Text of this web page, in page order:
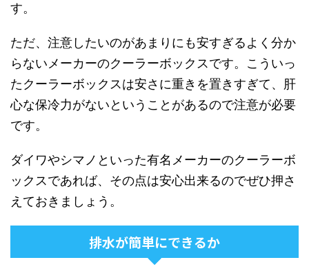
す。
ただ、注意したいのがあまりにも安すぎるよく分か
らないメーカーのクーラーボックスです。こういっ
たクーラーボックスは安さに重きを置きすぎて、肝
心な保冷力がないということがあるので注意が必要
です。
ダイワやシマノといった有名メーカーのクーラーボ
ックスであれば、その点は安心出来るのでぜひ押さ
えておきましょう。
排水が簡単にできるか